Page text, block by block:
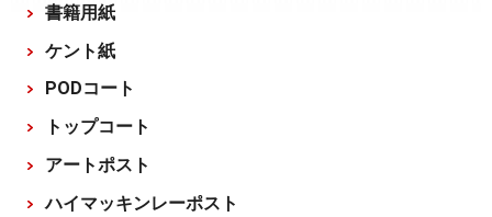
書籍用紙
ケント紙
PODコート
トップコート
アートポスト
ハイマッキンレーポスト